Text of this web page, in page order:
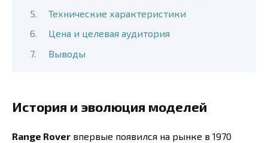
Технические характеристики
Цена и целевая аудитория
Выводы
История и эволюция моделей
Range Rover впервые появился на рынке в 1970